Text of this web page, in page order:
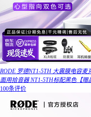
RODE 罗德NT1-5TH 大震膜电容麦
面用拾音器 NT1-5TH标配黑色【赠
100条评价